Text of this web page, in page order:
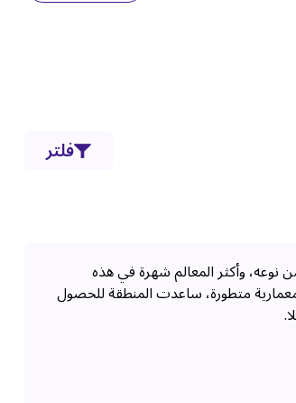
فلتر
نوعه، وأكثر المعالم شهرة في هذه
متطورة، ساعدت المنطقة للحصول